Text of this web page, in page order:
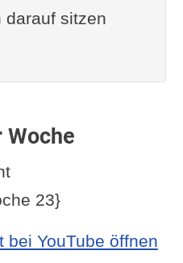
darauf sitzen
Woche
23}
bei YouTube öffnen